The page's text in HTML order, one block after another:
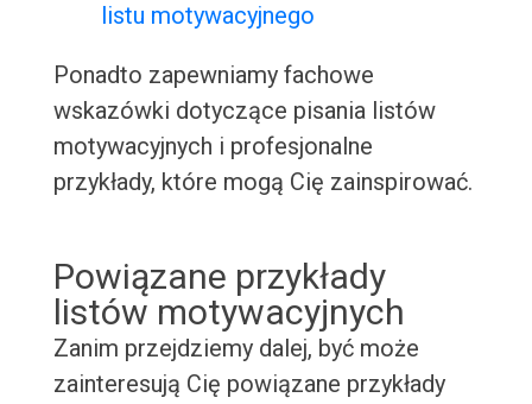
listu motywacyjnego
Ponadto zapewniamy fachowe
wskazówki dotyczące pisania listów
motywacyjnych i profesjonalne
przykłady, które mogą Cię zainspirować.
Powiązane przykłady
listów motywacyjnych
Zanim przejdziemy dalej, być może
zainteresują Cię powiązane przykłady